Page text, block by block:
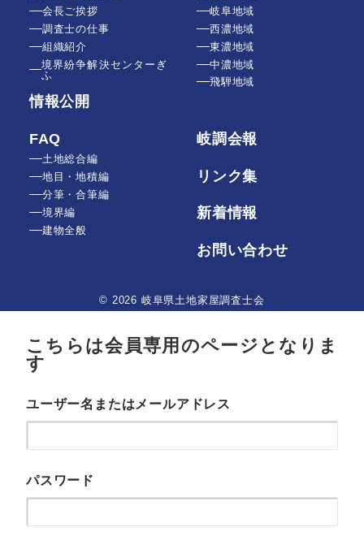
会長ご挨拶
調査士の仕事
組織紹介
境界紛争解決センターぎ
ふ
情報公開
FAQ
土地総合編
地目・地積編
分筆・合筆編
境界編
建物全般
岐阜地域
西濃地域
東濃地域
中濃地域
飛騨地域
岐調会報
リンク集
新着情報
お問い合わせ
© 2026 岐阜県土地家屋調査士会
こちらは会員専用のページとなりま
す
ユーザー名またはメールアドレス
パスワード